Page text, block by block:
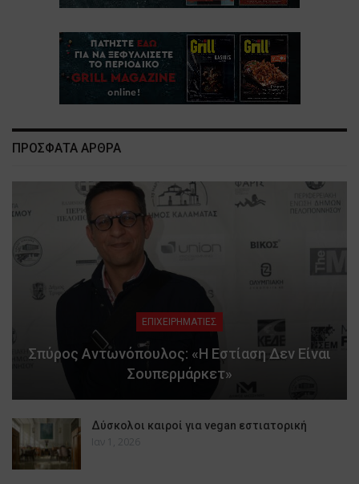
ΠΡΟΣΦΑΤΑ ΑΡΘΡΑ
ΕΠΙΧΕΙΡΗΜΑΤΙΕΣ
Σπύρος Αντωνόπουλος: «Η Εστίαση Δεν Είναι
Σουπερμάρκετ»
Δύσκολοι καιροί για vegan εστιατορική
Ιαν 1, 2026